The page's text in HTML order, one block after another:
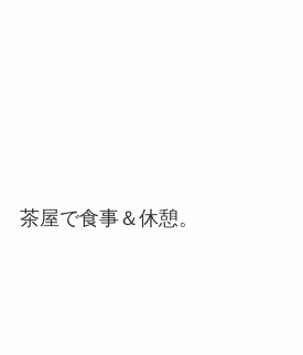
茶屋で食事＆休憩。